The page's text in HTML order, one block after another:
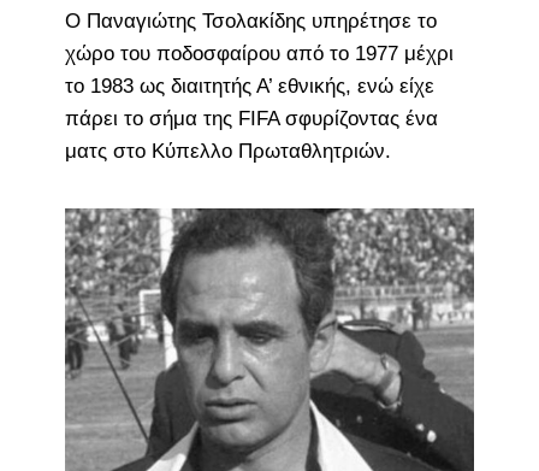
Ο Παναγιώτης Τσολακίδης υπηρέτησε το
χώρο του ποδοσφαίρου από το 1977 μέχρι
το 1983 ως διαιτητής Α’ εθνικής, ενώ είχε
πάρει το σήμα της FIFA σφυρίζοντας ένα
ματς στο Κύπελλο Πρωταθλητριών.